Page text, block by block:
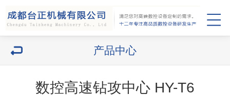
产品中心
数控高速钻攻中心 HY-T6